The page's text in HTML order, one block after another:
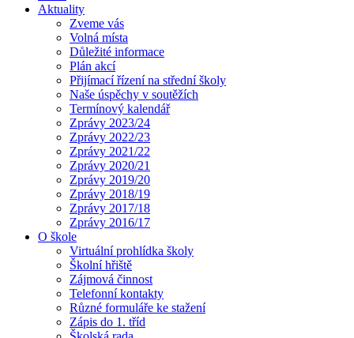
Aktuality
Zveme vás
Volná místa
Důležité informace
Plán akcí
Přijímací řízení na střední školy
Naše úspěchy v soutěžích
Termínový kalendář
Zprávy 2023/24
Zprávy 2022/23
Zprávy 2021/22
Zprávy 2020/21
Zprávy 2019/20
Zprávy 2018/19
Zprávy 2017/18
Zprávy 2016/17
O škole
Virtuální prohlídka školy
Školní hřiště
Zájmová činnost
Telefonní kontakty
Různé formuláře ke stažení
Zápis do 1. tříd